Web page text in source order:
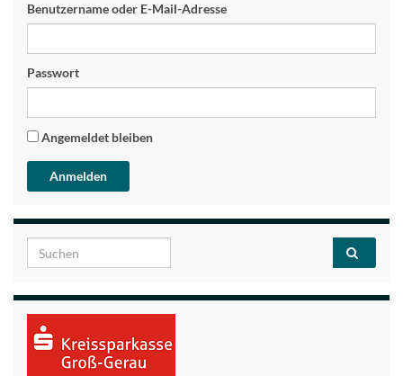
Benutzername oder E-Mail-Adresse
Passwort
Angemeldet bleiben
Search for: